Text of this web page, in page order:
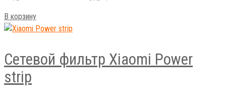
В корзину
Сетевой фильтр Xiaomi Power
strip